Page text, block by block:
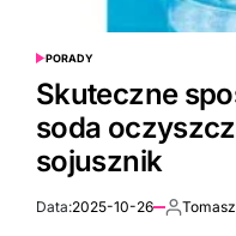
POSTED
IN
PORADY
Skuteczne
soda
sojusznik
Data:2025-10-26 Autor: